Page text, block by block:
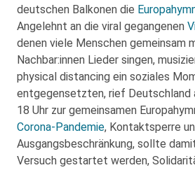
deutschen Balkonen die
Angelehnt an die viral gegangenen
denen viele Menschen gemeinsam
Nachbar:innen Lieder singen,
physical distancing ein soziales
entgegensetzten, rief Deutschland
18 Uhr zur gemeinsamen
Corona-Pandemie, Kontaktsperre
Ausgangsbeschränkung, sollte
Versuch gestartet werden,